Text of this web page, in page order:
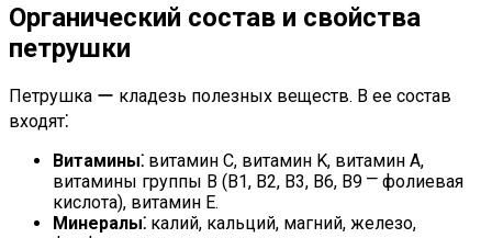
Органический состав и свойства
петрушки
Петрушка ー кладезь полезных веществ. В ее состав
входят⁚
Витамины⁚ витамин C, витамин K, витамин A,
витамины группы B (B1, B2, B3, B6, B9 ⎻ фолиевая
кислота), витамин E.
Минералы⁚ калий, кальций, магний, железо,